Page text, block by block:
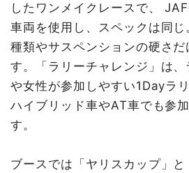
したワンメイクレースで、
車両を使用し、スペックは同
種類やサスペンションの硬さだ
す。「ラリーチャレンジ」は
や女性が参加しやすい1Dayラリ
ハイブリッド車やAT車でも参
す。
ブースでは「ヤリスカップ」